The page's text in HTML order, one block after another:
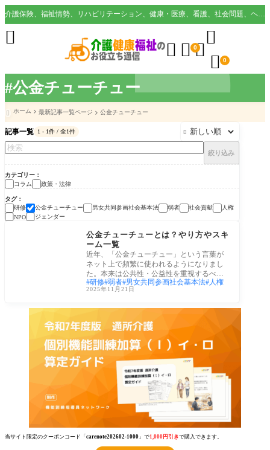
#公金チューチュー
介護保険、福祉情勢、リハビリテーション、健康・医療、看護、社会問題、ヘルスケア業界など様々な切り口から役立つ情報を配信。
  0

 0

 ホーム 最新記事一覧ページ 公金チューチュー
記事一覧 1 - 1件 / 全1件 
絞り込み
カテゴリー
コラム
政策・法律
タグ
研修
公金チューチュー 男女共同参画社会基本法 弱者 社会貢献
人権
NPO
ジェンダー
政策・法律
公金チューチューとは？やり方やスキ
ーム一覧
近年、「公金チューチュー」という言葉が
ネット上で頻繁に使われるようになりまし
た。本来は公共性・公益性を重視するべき
福祉分
研修 弱者 男女共同参画社会基本法 人権
2025年11月21日
当サイト限定のクーポンコード「 carenote202602-1000 」で1,000円引きで購入できます。